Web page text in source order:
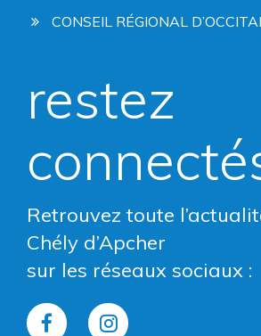
CONSEIL RÉGIONAL
restez
Retrouvez toute
Chély d’Apcher
sur les réseaux sociaux :
Lien
Lien